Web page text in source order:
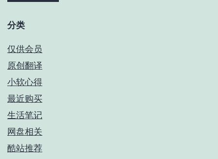
分类
仅供会员
原创翻译
小软心得
最近购买
生活笔记
网盘相关
酷站推荐